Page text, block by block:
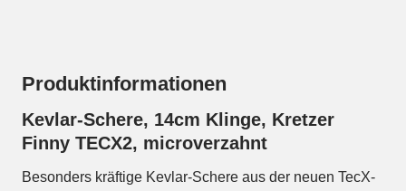
Produktinformationen
Kevlar-Schere, 14cm Klinge, Kretzer
Finny TECX2, microverzahnt
Besonders kräftige Kevlar-Schere aus der neuen TecX-